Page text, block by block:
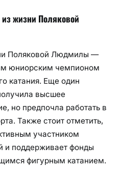
жизни Поляковой
Поляковой Людмилы —
юниорским чемпионом
катания. Еще один
высшее
но предпочла работать в
Также стоит отметить,
участником
и поддерживает фонды
фигурным катанием.